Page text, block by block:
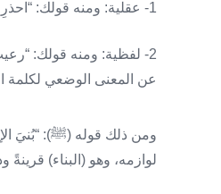
1- عقلية: ومنه قولك: “احذرِ الأسد”، وأنت تشير إلى رجلٍ شجاع.
2- لفظية: ومنه قولك:
عن المعنى الوضعي لكلمة
ومن ذلك قوله (ﷺ): “بُنيَ
لوازمه، وهو (البناء) قرينةً